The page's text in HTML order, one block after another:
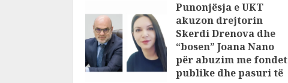
Punonjësja e UKT
akuzon drejtorin
Skerdi Drenova dhe
“bosen” Joana Nano
për abuzim me fondet
publike dhe pasuri të